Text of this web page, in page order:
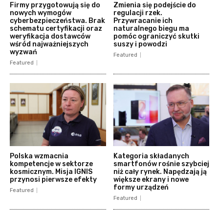
Firmy przygotowują się do
nowych wymogów
cyberbezpieczeństwa. Brak
schematu certyfikacji oraz
weryfikacja dostawców
wśród najważniejszych
wyzwań
Featured
Zmienia się podejście do
regulacji rzek.
Przywracanie ich
naturalnego biegu ma
pomóc ograniczyć skutki
suszy i powodzi
Featured
Polska wzmacnia
kompetencje w sektorze
kosmicznym. Misja IGNIS
przynosi pierwsze efekty
Featured
Kategoria składanych
smartfonów rośnie szybciej
niż cały rynek. Napędzają ją
większe ekrany i nowe
formy urządzeń
Featured